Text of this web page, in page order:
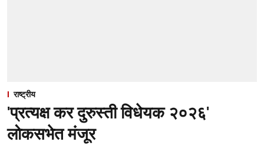
राष्ट्रीय
'प्रत्यक्ष कर दुरुस्ती विधेयक २०२६'
लोकसभेत मंजूर